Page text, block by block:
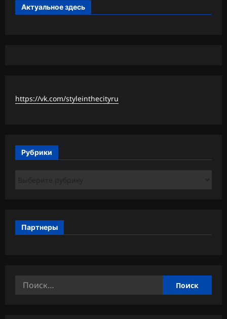
Актуальное здесь
https://vk.com/styleinthecityru
Рубрики
Партнеры
Найти: